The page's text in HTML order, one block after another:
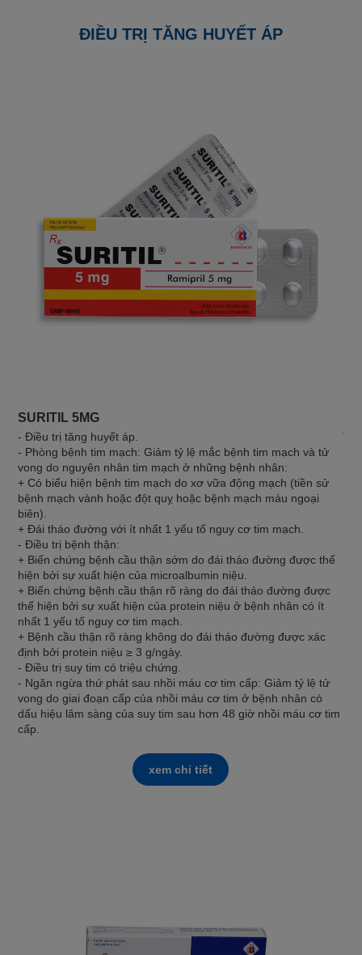
ĐIỀU TRỊ TĂNG HUYẾT ÁP
SURITIL 5MG
- Điều trị tăng huyết áp.
- Phòng bệnh tim mạch: Giảm tỷ lệ mắc bệnh tim mạch và tử
vong do nguyên nhân tim mạch ở những bệnh nhân:
+ Có biểu hiện bệnh tim mạch do xơ vữa động mạch (tiền sử
bệnh mạch vành hoặc đột quỵ hoặc bệnh mạch máu ngoại
biên).
+ Đái tháo đường với ít nhất 1 yếu tố nguy cơ tim mạch.
- Điều trị bệnh thận:
+ Biến chứng bệnh cầu thận sớm do đái tháo đường được thể
hiện bởi sự xuất hiện của microalbumin niệu.
+ Biến chứng bệnh cầu thận rõ ràng do đái tháo đường được
thể hiện bởi sự xuất hiện của protein niệu ở bệnh nhân có ít
nhất 1 yếu tố nguy cơ tim mạch.
+ Bệnh cầu thận rõ ràng không do đái tháo đường được xác
định bởi protein niệu ≥ 3 g/ngày.
- Điều trị suy tim có triệu chứng.
- Ngăn ngừa thứ phát sau nhồi máu cơ tim cấp: Giảm tỷ lệ tử
vong do giai đoạn cấp của nhồi máu cơ tim ở bệnh nhân có
dấu hiệu lâm sàng của suy tim sau hơn 48 giờ nhồi máu cơ tim
cấp.
xem chi tiết
-